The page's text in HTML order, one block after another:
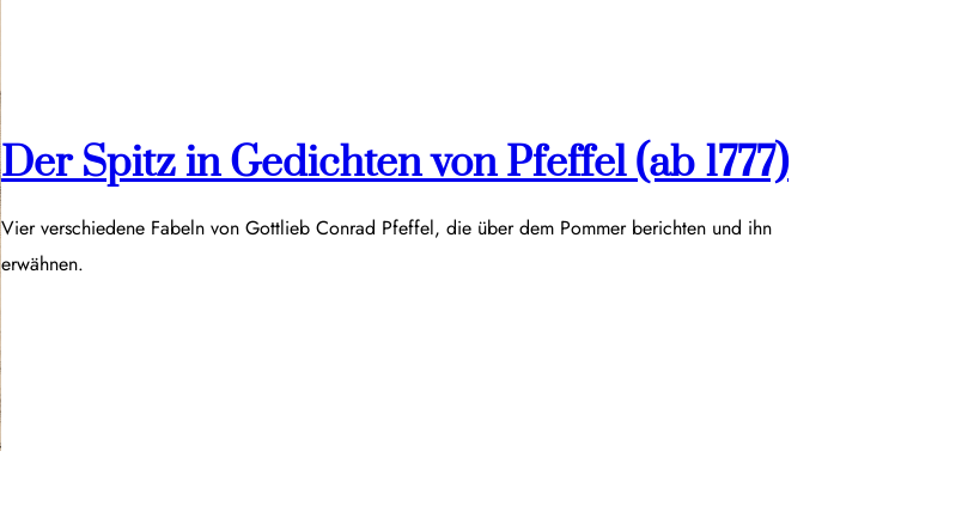
Der Spitz in Gedichten von Pfeffel (ab 1777)
Vier verschiedene Fabeln von Gottlieb Conrad Pfeffel, die über dem Pommer berichten und ihn
erwähnen.